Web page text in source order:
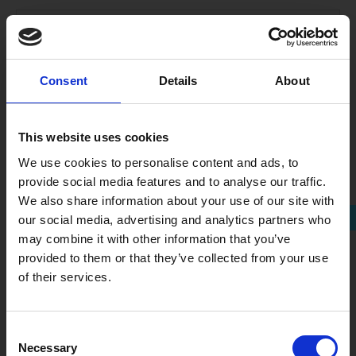
Consent Details About
This website uses cookies
We use cookies to personalise content and ads, to
provide social media features and to analyse our traffic.
We also share information about your use of our site with
our social media, advertising and analytics partners who
may combine it with other information that you’ve
provided to them or that they’ve collected from your use
of their services.
Selection
Necessary
Is jouw bedrijf al Buy Social
proof?
Helemaal niet!